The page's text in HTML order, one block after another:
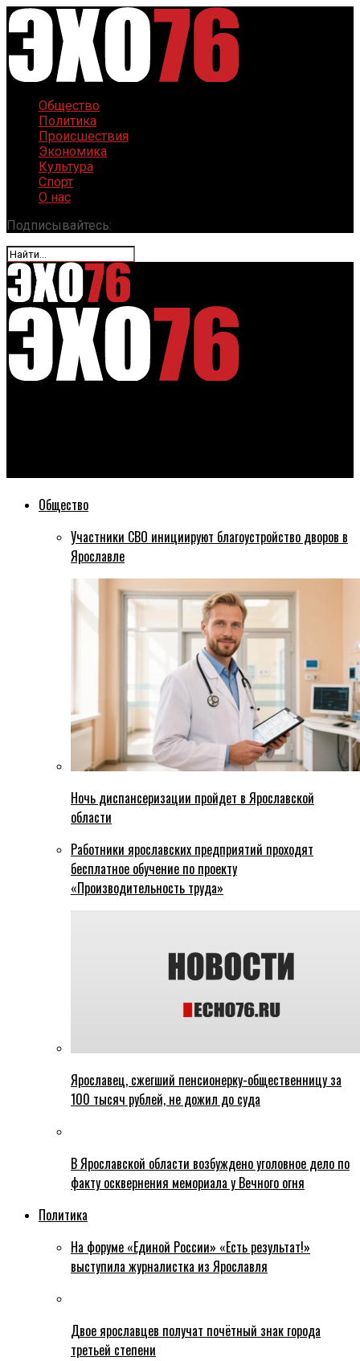
Общество
Политика
Происшествия
Экономика
Культура
Спорт
О нас
Подписывайтесь:
Общество
Участники СВО инициируют благоустройство дворов в
Ярославле
Ночь диспансеризации пройдет в Ярославской
области
Работники ярославских предприятий проходят
бесплатное обучение по проекту
«Производительность труда»
Ярославец, сжегший пенсионерку-общественницу за
100 тысяч рублей, не дожил до суда
В Ярославской области возбуждено уголовное дело по
факту осквернения мемориала у Вечного огня
Политика
На форуме «Единой России» «Есть результат!»
выступила журналистка из Ярославля
Двое ярославцев получат почётный знак города
третьей степени